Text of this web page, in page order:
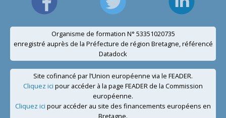
Organisme de formation N° 53351020735
enregistré auprès de la Préfecture de région Bretagne, référencé
Datadock
Site cofinancé par l’Union européenne via le FEADER.
Cliquez ici pour accéder à la page FEADER de la Commission
européenne.
Cliquez ici pour accéder au site des financements européens en
Bretagne.